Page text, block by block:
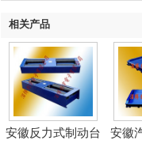
相关产品
安徽反力式制动台
安徽